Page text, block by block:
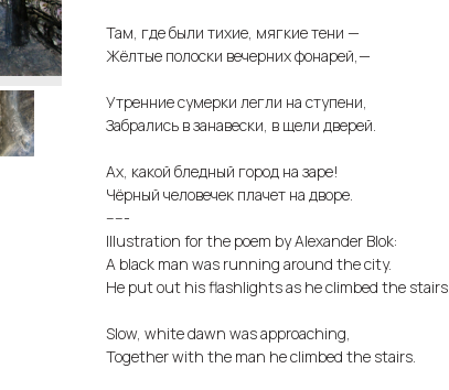
Там, где были тихие, мягкие тени —
Жёлтые полоски вечерних фонарей,—
Утренние сумерки легли на ступени,
Забрались в занавески, в щели дверей.
Ах, какой бледный город на заре!
Чёрный человечек плачет на дворе.
-----
Illustration for the poem by Alexander Blok:
A black man was running around the city.
He put out his flashlights as he climbed the stairs.
Slow, white dawn was approaching,
Together with the man he climbed the stairs.